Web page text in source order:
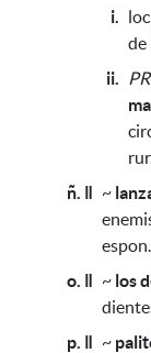
i.
de
ii.
ñ. ǁ ~
espon.
o. ǁ ~ los
p. ǁ ~